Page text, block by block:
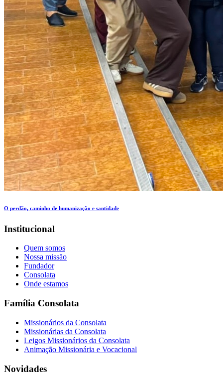
O perdão, caminho de humanização e santidade
Institucional
Quem somos
Nossa missão
Fundador
Consolata
Onde estamos
Família Consolata
Missionários da Consolata
Missionárias da Consolata
Leigos Missionários da Consolata
Animação Missionária e Vocacional
Novidades